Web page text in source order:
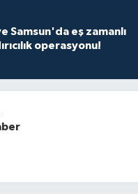
Samsun'da eş zamanlı
operasyonu!